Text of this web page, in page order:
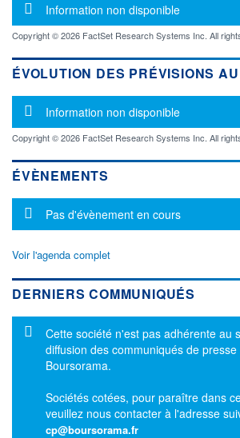
Message d'information
Information non disponible
Copyright © 2026 FactSet Research Systems Inc. All
ÉVOLUTION DES PRÉVISIONS
Message d'information
Information non disponible
Copyright © 2026 FactSet Research Systems Inc. All
ÉVÈNEMENTS
Message d'information
Pas d'évènement en cours
Voir l'agenda complet
DERNIERS COMMUNIQUÉS
Message d'information
Cette société n'est pas adhérente au
diffusion des communiqués de presse
Boursorama.
Sociétés cotées, pour paraître dans
veuillez nous contacter à l'adresse
cp@boursorama.fr